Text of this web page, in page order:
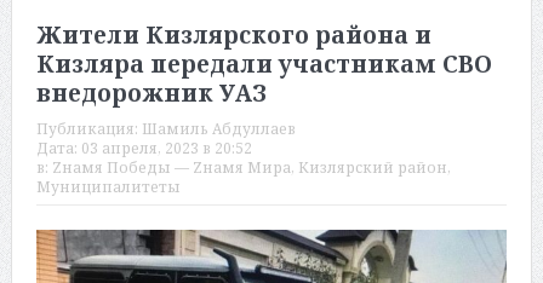
Жители Кизлярского района и
Кизляра передали участникам СВО
внедорожник УАЗ
Публикация: Шамиль Абдуллаев
Дата: 03 апреля, 2023 в 20:52
в: Zнамя Победы — Zнамя Мира, Кизлярский район,
Муниципалитеты